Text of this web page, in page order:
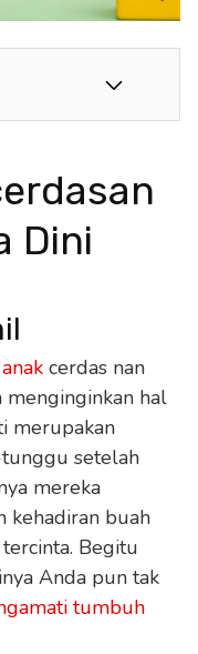
Dini
anak cerdas nan
menginginkan hal
merupakan
setelah
mereka
kehadiran buah
Begitu
Anda pun tak
tumbuh